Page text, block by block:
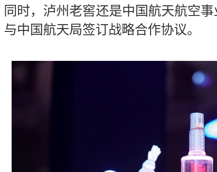
同时，泸州老窖还是中国航天航空
与中国航天局签订战略合作协议。